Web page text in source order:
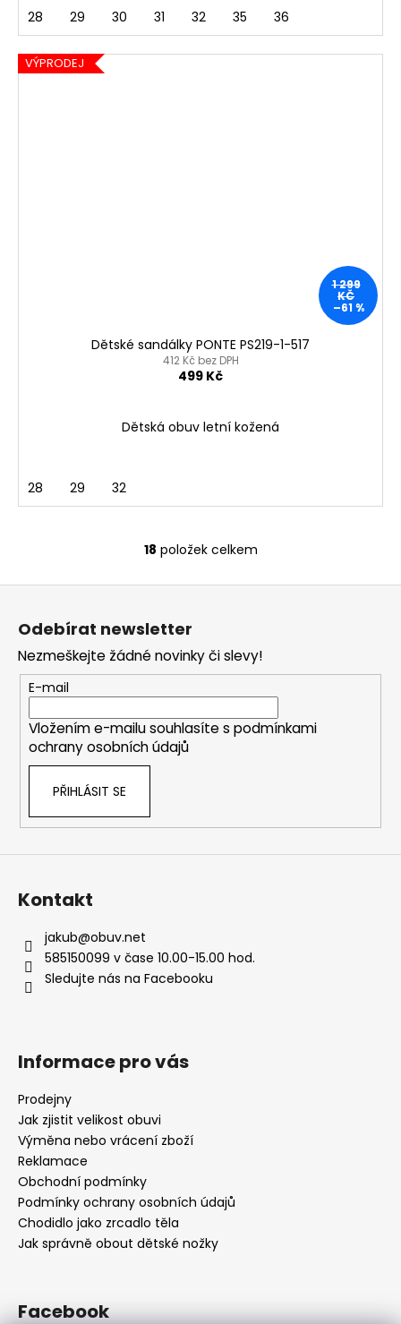
28 29 30 31 32 35 36
VÝPRODEJ
1 299
KČ
–61 %
Dětské sandálky PONTE PS219-1-517
412 Kč bez DPH
499 Kč
Dětská obuv letní kožená
28 29 32
O
v
a
c
í
p
r
ý
p
18 položek celkem
Odebírat newsletter
Nezmeškejte žádné novinky či slevy!
E-mail
Vložením e-mailu souhlasíte s podmínkami
ochrany osobních údajů
PŘIHLÁSIT SE
Kontakt
jakub@obuv.net
585150099 v čase 10.00-15.00 hod.
Sledujte nás na Facebooku
Informace pro vás
Prodejny
Jak zjistit velikost obuvi
Výměna nebo vrácení zboží
Reklamace
Obchodní podmínky
Podmínky ochrany osobních údajů
Chodidlo jako zrcadlo těla
Jak správně obout dětské nožky
Facebook